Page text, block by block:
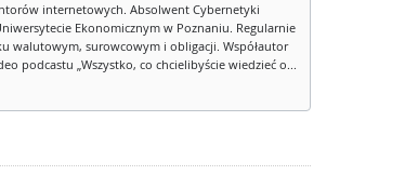
internetowych. Absolwent Cybernetyki
Ekonomicznym w Poznaniu. Regularnie
walutowym, surowcowym i obligacji. Współautor
podcastu „Wszystko, co chcielibyście wiedzieć o...